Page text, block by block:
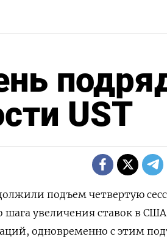
UST
подъем четвертую
увеличения ставок в
одновременно с этим